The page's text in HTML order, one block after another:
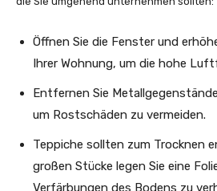
Öffnen Sie die Fenster und
Ihrer Wohnung, um die hohe
Entfernen Sie
um Rostschäden zu vermeiden.
Teppiche sollten zum Trocknen
großen Stücke legen Sie eine
Verfärbungen des Bodens zu